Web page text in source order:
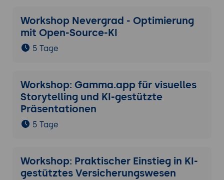
Workshop Nevergrad - Optimierung
mit Open-Source-KI
5 Tage
Workshop: Gamma.app für visuelles
Storytelling und KI-gestützte
Präsentationen
5 Tage
Workshop: Praktischer Einstieg in KI-
gestütztes Versicherungswesen